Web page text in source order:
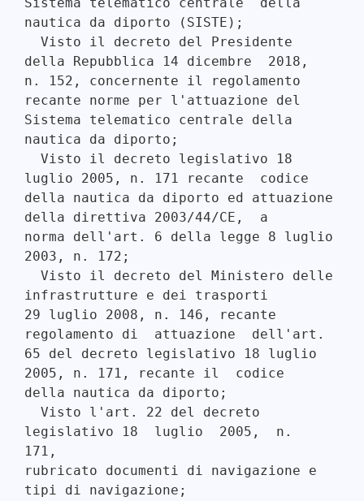
nautica da diporto (SISTE);
della Repubblica 14 dicembre  2018,
n. 152, concernente il regolamento
recante norme per l'attuazione del
Sistema telematico centrale della
nautica da diporto;
luglio 2005, n. 171 recante  codice
della nautica da diporto ed attuazione
della direttiva 2003/44/CE,  a
norma dell'art. 6 della legge 8 luglio
2003, n. 172;
infrastrutture e dei trasporti
29 luglio 2008, n. 146, recante
regolamento di  attuazione  dell'art.
65 del decreto legislativo 18 luglio
2005, n. 171, recante il  codice
della nautica da diporto;
legislativo 18  luglio  2005,  n.
171,
rubricato documenti di navigazione e
tipi di navigazione;